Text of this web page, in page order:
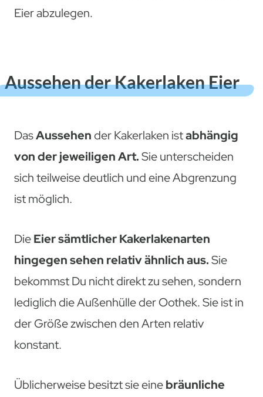
Eier abzulegen.
Aussehen der Kakerlaken Eier
DasAussehender Kakerlaken istabhängig
von der jeweiligen Art.Sie unterscheiden
sich teilweise deutlich und eine Abgrenzung
ist möglich.
DieEier sämtlicher Kakerlakenarten
hingegen sehen relativ ähnlich aus.Sie
bekommst Du nicht direkt zu sehen, sondern
lediglich die Außenhülle der Oothek. Sie ist in
der Größe zwischen den Arten relativ
konstant.
Üblicherweise besitzt sie einebräunliche